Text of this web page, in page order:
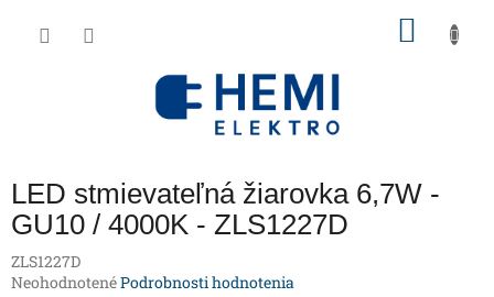
LED stmievateľná žiarovka 6,7W -
GU10 / 4000K - ZLS1227D
ZLS1227D
Priemerné
NeohodnotenéPodrobnosti hodnotenia